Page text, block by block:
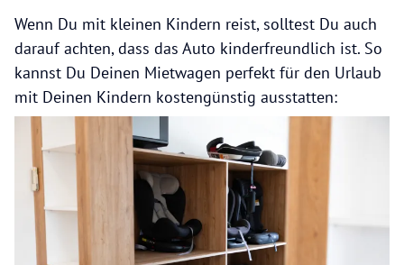
Wenn Du mit kleinen Kindern reist, solltest Du auch
darauf achten, dass das Auto kinderfreundlich ist. So
kannst Du Deinen Mietwagen perfekt für den Urlaub
mit Deinen Kindern kostengünstig ausstatten: